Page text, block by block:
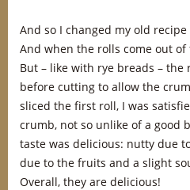
And so I changed my old
And when the rolls come out of
But – like with rye breads –
before cutting to allow the
sliced the first roll, I was
crumb, not so unlike of a good
taste was delicious: nutty due
due to the fruits and a slight
Overall, they are delicious!